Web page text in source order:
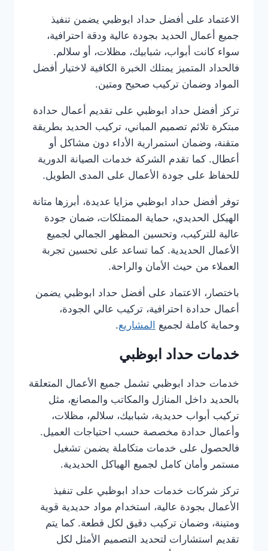
الاعتماد على أفضل حداد ابوظبي يضمن تنفيذ
جميع أعمال الحديد بجودة عالية ودقة احترافية،
سواء كانت أبواب، شبابيك، مظلات، أو سلالم.
فالحداد المتميز يمتلك الخبرة الكافية لاختيار أفضل
المواد وضمان تركيب صحيح ومتين.
تركز أفضل حداد ابوظبي على تقديم أعمال حدادة
مبتكرة تلائم تصميم المباني، تركيب الحديد بطريقة
متقنة، وضمان استمرارية الأداء دون مشاكل أو
أعطال. كما تقدم الشركة خدمات الصيانة الدورية
للحفاظ على جودة الأعمال على المدى الطويل.
توفر أفضل حداد ابوظبي مزايا عديدة، أبرزها متانة
الهيكل الحديدي، حماية الممتلكات، ضمان جودة
عالية للتركيب، وتحسين المظهر الجمالي لجميع
الأعمال الحديدية. كما تساعد على تحسين تجربة
العملاء من حيث الأمان والراحة.
باختصار، الاعتماد على أفضل حداد ابوظبي يضمن
أعمال حدادة احترافية، تركيب عالي الجودة،
وحماية كاملة لجميع المشاريع.
خدمات حداد ابوظبي
خدمات حداد ابوظبي تشمل جميع الأعمال المتعلقة
بالحديد داخل المنازل والمكاتب والمصانع، مثل
تركيب أبواب حديدية، شبابيك، سلالم، مظلات،
وأعمال حدادة مخصصة حسب احتياجات العميل.
فالحصول على خدمات متكاملة يضمن تشغيل
مستمر وأمان كامل لجميع الهياكل الحديدية.
تركز شركات خدمات حداد ابوظبي على تنفيذ
الأعمال بجودة عالية، استخدام مواد حديدية قوية
ومتينة، وضمان تركيب دقيق لكل قطعة. كما يتم
تقديم استشارات لتحديد التصميم الأمثل لكل